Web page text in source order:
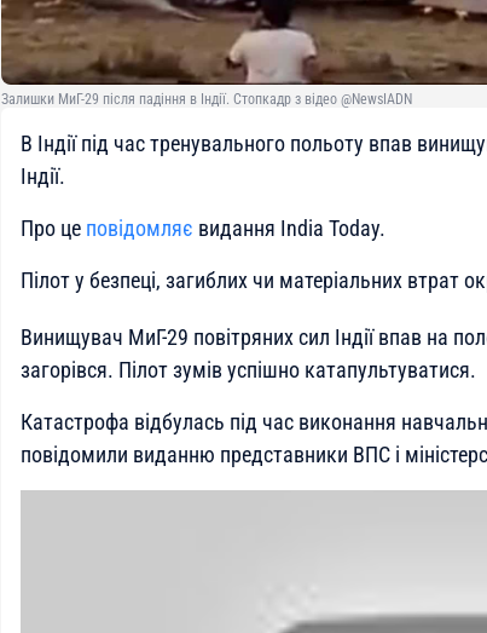
Залишки МиГ-29 після падіння в Індії. Стопкадр з відео @NewsIADN
В Індії під час тренувального польоту впав
Індії.
Про це повідомляє видання India Today.
Пілот у безпеці, загиблих чи матеріальних втрат
Винищувач МиГ-29 повітряних сил Індії впав на
загорівся. Пілот зумів успішно катапультуватися.
Катастрофа відбулась під час виконання
повідомили виданню представники ВПС і